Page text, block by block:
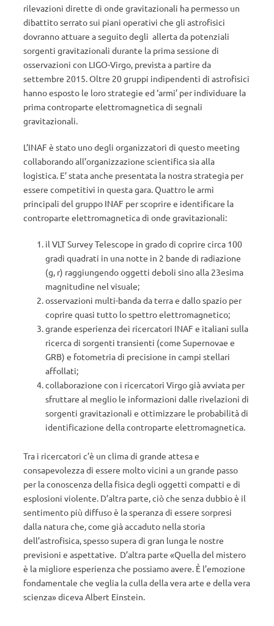
rilevazioni dirette di onde gravitazionali ha permesso un
dibattito serrato sui piani operativi che gli astrofisici
dovranno attuare a seguito degli allerta da potenziali
sorgenti gravitazionali durante la prima sessione di
osservazioni con LIGO-Virgo, prevista a partire da
settembre 2015. Oltre 20 gruppi indipendenti di astrofisici
hanno esposto le loro strategie ed ‘armi’ per individuare la
prima controparte elettromagnetica di segnali
gravitazionali.
L’INAF è stato uno degli organizzatori di questo meeting
collaborando all’organizzazione scientifica sia alla
logistica. E’ stata anche presentata la nostra strategia per
essere competitivi in questa gara. Quattro le armi
principali del gruppo INAF per scoprire e identificare la
controparte elettromagnetica di onde gravitazionali:
il VLT Survey Telescope in grado di coprire circa 100
gradi quadrati in una notte in 2 bande di radiazione
(g, r) raggiungendo oggetti deboli sino alla 23esima
magnitudine nel visuale;
osservazioni multi-banda da terra e dallo spazio per
coprire quasi tutto lo spettro elettromagnetico;
grande esperienza dei ricercatori INAF e italiani sulla
ricerca di sorgenti transienti (come Supernovae e
GRB) e fotometria di precisione in campi stellari
affollati;
collaborazione con i ricercatori Virgo già avviata per
sfruttare al meglio le informazioni dalle rivelazioni di
sorgenti gravitazionali e ottimizzare le probabilità di
identificazione della controparte elettromagnetica.
Tra i ricercatori c’è un clima di grande attesa e
consapevolezza di essere molto vicini a un grande passo
per la conoscenza della fisica degli oggetti compatti e di
esplosioni violente. D’altra parte, ciò che senza dubbio è il
sentimento più diffuso è la speranza di essere sorpresi
dalla natura che, come già accaduto nella storia
dell’astrofisica, spesso supera di gran lunga le nostre
previsioni e aspettative. D’altra parte «Quella del mistero
è la migliore esperienza che possiamo avere. È l’emozione
fondamentale che veglia la culla della vera arte e della vera
scienza» diceva Albert Einstein.